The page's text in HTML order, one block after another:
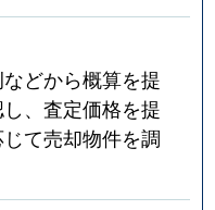
どから概算を提
、査定価格を提
て売却物件を調